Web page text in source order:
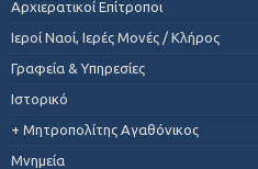
Αρχιερατικοί Επίτροποι
Ιεροί Ναοί, Ιερές Μονές / Κλήρος
Γραφεία & Υπηρεσίες
Ιστορικό
+ Μητροπολίτης Αγαθόνικος
Μνημεία